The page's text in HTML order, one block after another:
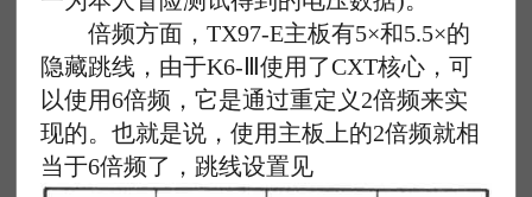
倍频方面，TX97-E主板有5×和5.5×的
隐藏跳线，由于K6-Ⅲ使用了CXT核心，可
以使用6倍频，它是通过重定义2倍频来实
现的。也就是说，使用主板上的2倍频就相
当于6倍频了，跳线设置见